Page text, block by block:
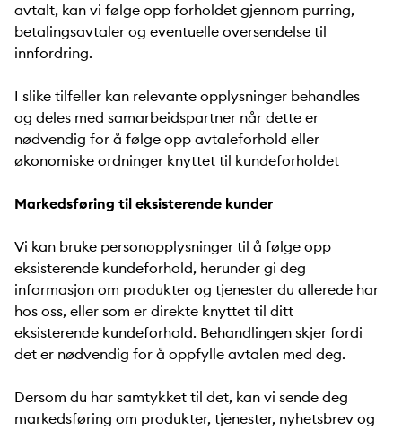
avtalt, kan vi følge opp forholdet gjennom purring,
betalingsavtaler og eventuelle oversendelse til
innfordring.
I slike tilfeller kan relevante opplysninger behandles
og deles med samarbeidspartner når dette er
nødvendig for å følge opp avtaleforhold eller
økonomiske ordninger knyttet til kundeforholdet
Markedsføring til eksisterende kunder
Vi kan bruke personopplysninger til å følge opp
eksisterende kundeforhold, herunder gi deg
informasjon om produkter og tjenester du allerede har
hos oss, eller som er direkte knyttet til ditt
eksisterende kundeforhold. Behandlingen skjer fordi
det er nødvendig for å oppfylle avtalen med deg.
Dersom du har samtykket til det, kan vi sende deg
markedsføring om produkter, tjenester, nyhetsbrev og